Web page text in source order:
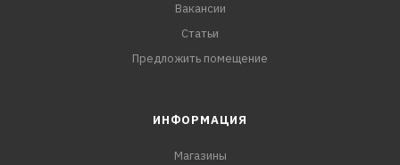
Вакансии
Статьи
Предложить помещение
ИНФОРМАЦИЯ
Магазины